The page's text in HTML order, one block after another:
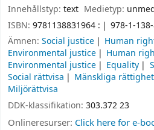
Innehållstyp: text Medietyp:
ISBN: 9781138831964 :
978-1-
Ämnen: Social justice Human
Environmental justice
Human
Environmental justice
Equality
Social rättvisa
Mänskliga
Miljörättvisa
DDK-klassifikation: 303.372 23
Onlineresurser: Click here for e-